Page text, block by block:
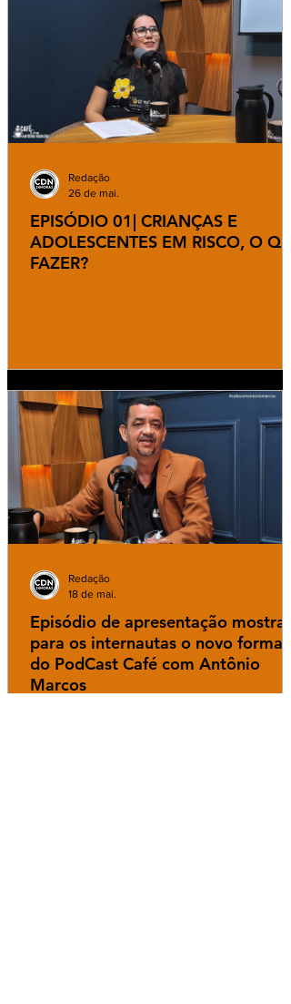
EPISÓDIO 01| CRIANÇAS E
ADOLESCENTES EM RISCO, O
FAZER?
Redação
26 de mai.
Episódio de apresentação mostra
para os internautas o novo formato
do PodCast Café com Antônio
Marcos
Redação
18 de mai.